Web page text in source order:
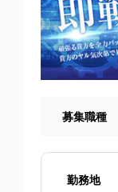
募集職種
勤務地